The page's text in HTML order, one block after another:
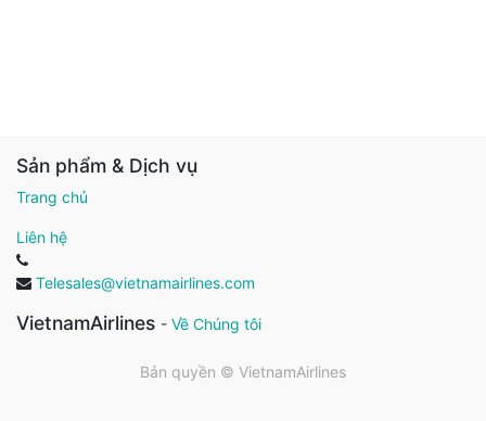
Sản phẩm & Dịch vụ
Trang chủ
Liên hệ
Telesales@vietnamairlines.com
VietnamAirlines - Về Chúng tôi
Bản quyền © VietnamAirlines